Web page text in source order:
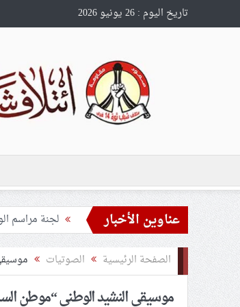
تاريخ اليوم : 26 يونيو 2026
عناوين الأخبار
تحذيرات من
ملفّ إنسانيّ
55 مأتمًا وحسينيّة يعترضون على الإجراءات القمعيّة للنظام في موسم عاشوراء
النظام
الصفحة الرئيسية الصوتیات
موسيقى النشيد الوطني “موطن